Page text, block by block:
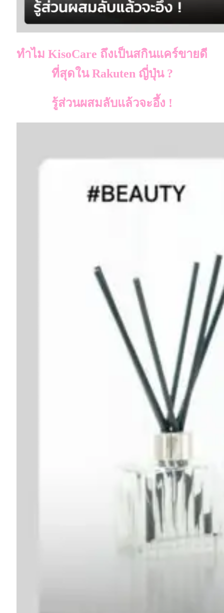
ทำไม KisoCare ถึงเป็นสกินแคร์ขายดี
ที่สุดใน Rakuten ญี่ปุ่น ?
รู้ส่วนผสมลับแล้วจะอึ้ง !